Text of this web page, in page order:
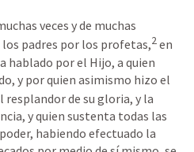
veces y de muchas
padres por los profetas,2 en
hablado por el Hijo, a quien
y por quien asimismo hizo el
resplandor de su gloria, y la
y quien sustenta todas las
habiendo efectuado la